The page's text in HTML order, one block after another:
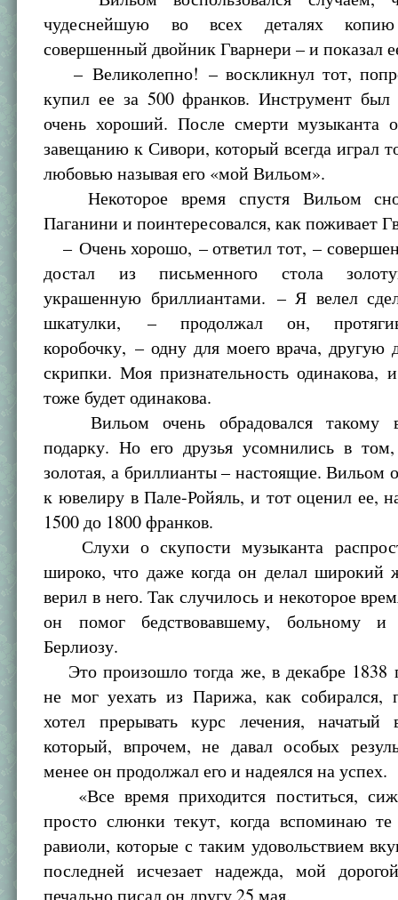
чудеснейшую во всех деталях
совершенный двойник Гварнери – и показал
– Великолепно! – воскликнул тот,
купил ее за 500 франков. Инструмент был
очень хороший. После смерти музыканта
завещанию к Сивори, который всегда играл
любовью называя его «мой Вильом».
Некоторое время спустя Вильом
Паганини и поинтересовался, как поживает
– Очень хорошо, – ответил тот, –
достал из письменного стола
украшенную бриллиантами. – Я велел
шкатулки, – продолжал он,
коробочку, – одну для моего врача, другую
скрипки. Моя признательность одинакова,
тоже будет одинакова.
Вильом очень обрадовался такому
подарку. Но его друзья усомнились в
золотая, а бриллианты – настоящие. Вильом
к ювелиру в Пале-Ройяль, и тот оценил ее,
1500 до 1800 франков.
Слухи о скупости музыканта
широко, что даже когда он делал широкий
верил в него. Так случилось и некоторое
он помог бедствовавшему, больному и
Берлиозу.
Это произошло тогда же, в декабре 1838
не мог уехать из Парижа, как собирался,
хотел прерывать курс лечения, начатый
который, впрочем, не давал особых
менее он продолжал его и надеялся на успех.
«Все время приходится поститься,
просто слюнки текут, когда вспоминаю те
равиоли, которые с таким удовольствием
последней исчезает надежда, мой
печально писал он другу 25 мая.